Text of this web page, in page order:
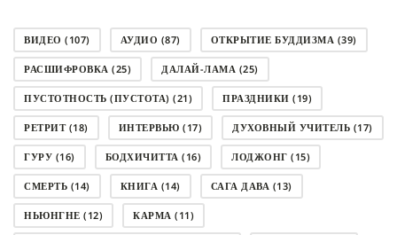
ВИДЕО (107) АУДИО (87) ОТКРЫТИЕ БУДДИЗМА (39)
РАСШИФРОВКА (25) ДАЛАЙ-ЛАМА (25)
ПУСТОТНОСТЬ (ПУСТОТА) (21) ПРАЗДНИКИ (19)
РЕТРИТ(18) ИНТЕРВЬЮ (17) ДУХОВНЫЙ УЧИТЕЛЬ (17)
ГУРУ (16) БОДХИЧИТТА (16) ЛОДЖОНГ (15)
СМЕРТЬ (14) КНИГА (14) САГА ДАВА (13)
НЬЮНГНЕ (12) КАРМА (11)